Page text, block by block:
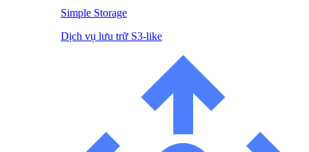
Simple Storage
Dịch vụ lưu trữ S3-like